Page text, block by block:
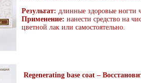
Результат: длинные здоровые ногти
Применение: нанести средство на
цветной лак или самостоятельно.
Regenerating base coat –